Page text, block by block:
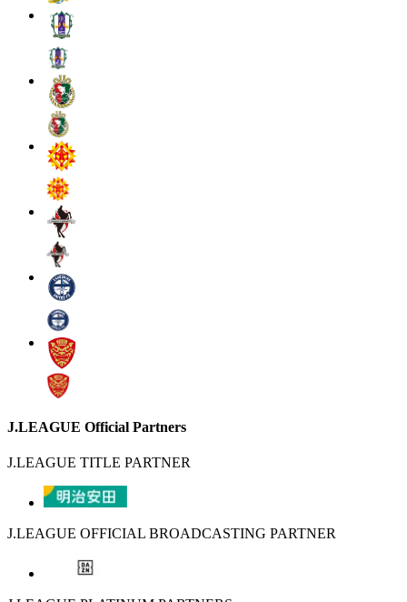
J.LEAGUE Official Partners
J.LEAGUE TITLE PARTNER
J.LEAGUE OFFICIAL BROADCASTING PARTNER